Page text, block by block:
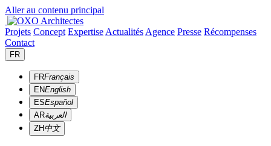
Aller au contenu principal
Projets Concept Expertise Actualités Agence Presse Récompenses
Contact
FR
FRFrançais
ENEnglish
ESEspañol
ARالعربية
ZH中文